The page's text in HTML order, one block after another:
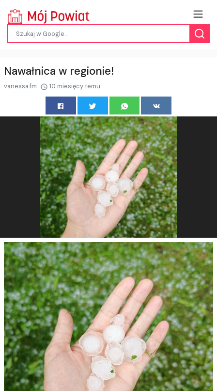
Nawałnica w regionie!
vanessa.fm 10 miesięcy temu